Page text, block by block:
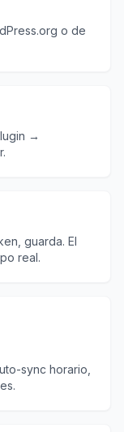
o de
→
guarda. El
real.
sync horario,